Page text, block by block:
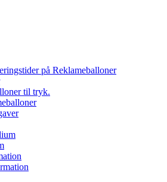
på Reklameballoner
til tryk.